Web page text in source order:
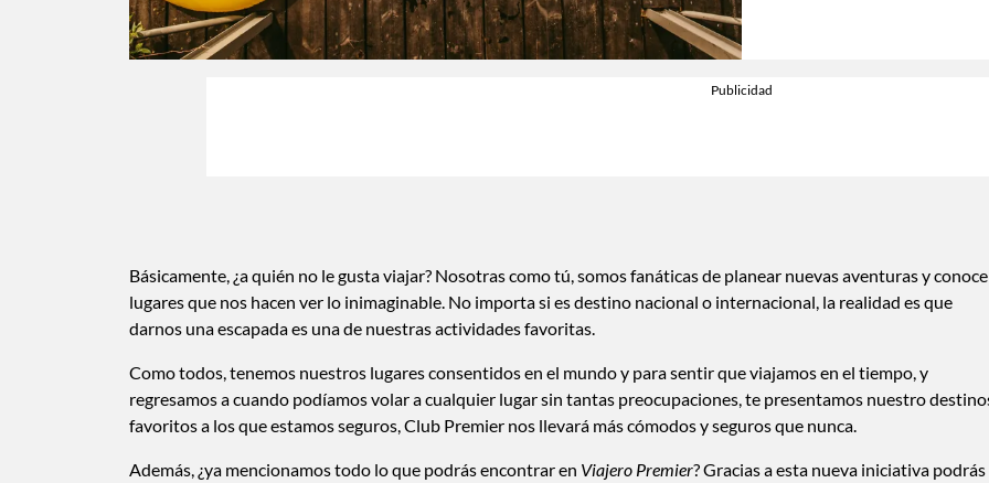
Básicamente, ¿a quién no le gusta viajar? Nosotras como tú, somos fanáticas de planear nuevas aventuras y
lugares que nos hacen ver lo inimaginable. No importa si es destino nacional o internacional, la realidad es que
darnos una escapada es una de nuestras actividades favoritas.
Como todos, tenemos nuestros lugares consentidos en el mundo y para sentir que viajamos en el tiempo, y
regresamos a cuando podíamos volar a cualquier lugar sin tantas preocupaciones, te presentamos nuestro
favoritos a los que estamos seguros, Club Premier nos llevará más cómodos y seguros que nunca.
Además, ¿ya mencionamos todo lo que podrás encontrar en Viajero Premier? Gracias a esta nueva iniciativa podrás